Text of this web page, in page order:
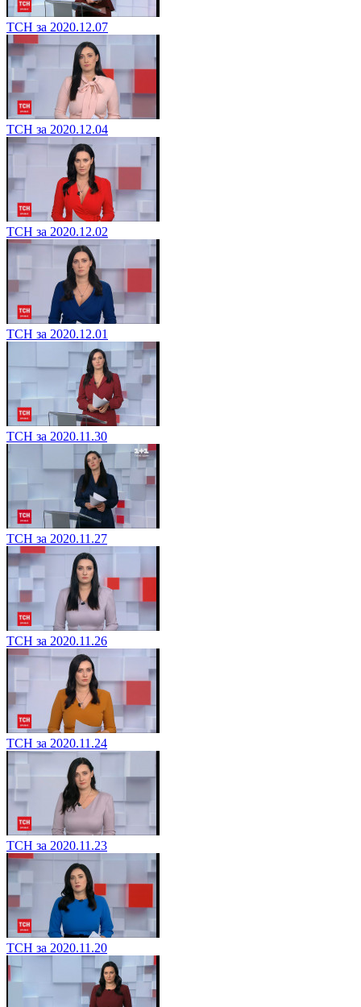
ТСН за 2020.12.07
ТСН за 2020.12.04
ТСН за 2020.12.02
ТСН за 2020.12.01
ТСН за 2020.11.30
ТСН за 2020.11.27
ТСН за 2020.11.26
ТСН за 2020.11.24
ТСН за 2020.11.23
ТСН за 2020.11.20